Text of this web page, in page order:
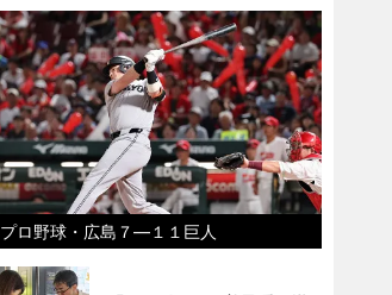
プロ野球・広島７―１１巨人